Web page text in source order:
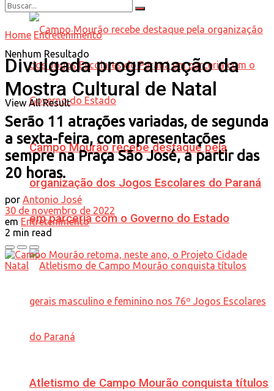
Campo Mourão recebe destaque pela
organização dos Jogos Escolares do Paraná
em parceria com o Governo do Estado
Atletismo de Campo Mourão conquista títulos
Nenhum Resultado
View All Result
Home Entretenimento
Divulgada programação da
Mostra Cultural de Natal
Serão 11 atrações variadas, de segunda
a sexta-feira, com apresentações
sempre na Praça São José, a partir das
20 horas.
por Antonio José
30 de novembro de 2022
em Entretenimento
2 min read